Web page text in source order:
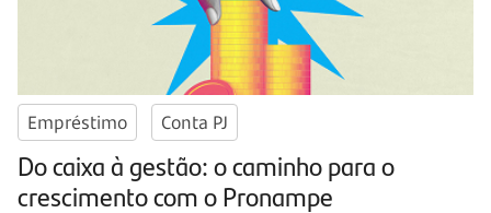
Empréstimo Conta PJ
Do caixa à gestão: o caminho para o
crescimento com o Pronampe